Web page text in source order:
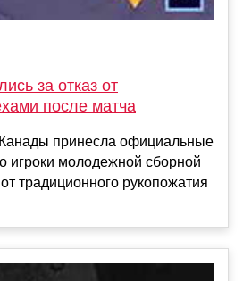
за отказ от
после матча
принесла официальные
игроки молодежной сборной
традиционного рукопожатия